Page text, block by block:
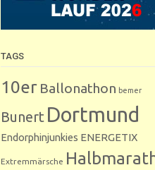
TAGS
10er Ballonathon bemer
Bunert Dortmund
Endorphinjunkies ENERGETIX
Extremmärsche